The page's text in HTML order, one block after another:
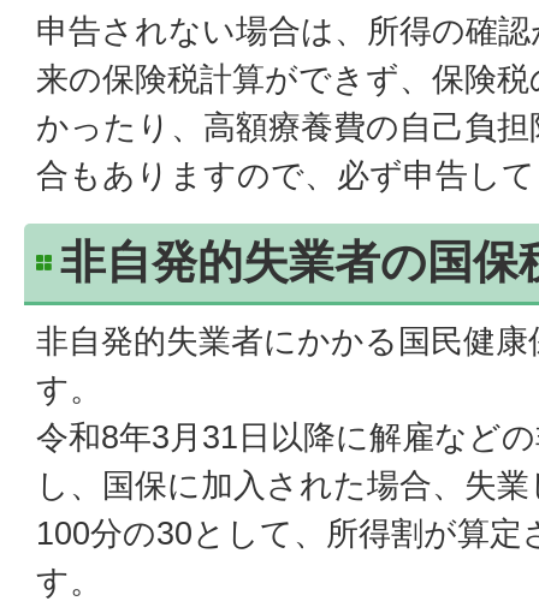
申告されない場合は、所得の確
来の保険税計算ができず、保険
かったり、高額療養費の自己負
合もありますので、必ず申告し
非自発的失業者の国保
非自発的失業者にかかる国民健
す。
令和8年3月31日以降に解雇など
し、国保に加入された場合、失
100分の30として、所得割が算
す。